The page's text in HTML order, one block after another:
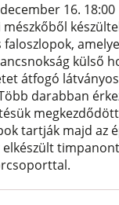
16. 18:00
faloszlopok,
külső
átfogó
darabban
tartják majd az